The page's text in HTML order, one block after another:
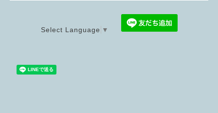
Select Language ▼